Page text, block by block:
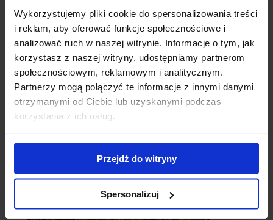
Wykorzystujemy pliki cookie do spersonalizowania treści
i reklam, aby oferować funkcje społecznościowe i
analizować ruch w naszej witrynie. Informacje o tym, jak
korzystasz z naszej witryny, udostępniamy partnerom
społecznościowym, reklamowym i analitycznym.
Partnerzy mogą połączyć te informacje z innymi danymi
otrzymanymi od Ciebie lub uzyskanymi podczas
korzystania z ich usług.
Przejdź do witryny
Spersonalizuj